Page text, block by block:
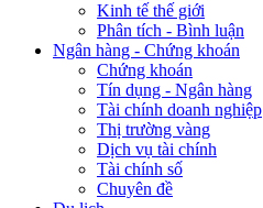
Kinh tế thế giới
Phân tích - Bình luận
Ngân hàng - Chứng khoán
Chứng khoán
Tín dụng - Ngân hàng
Tài chính doanh nghiệp
Thị trường vàng
Dịch vụ tài chính
Tài chính số
Chuyên đề